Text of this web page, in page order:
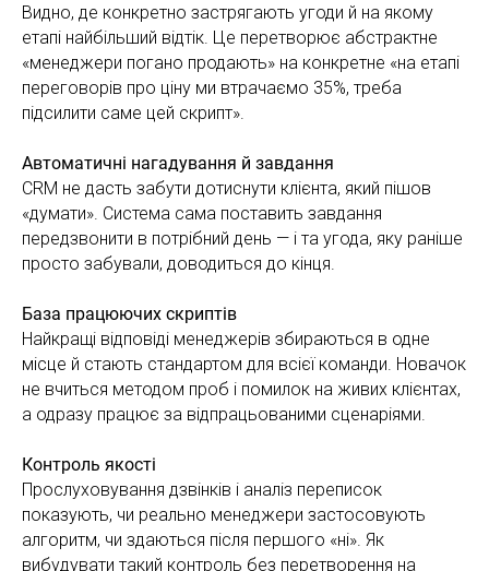
Видно, де конкретно застрягають угоди й на якому
етапі найбільший відтік. Це перетворює абстрактне
«менеджери погано продають» на конкретне «на етапі
переговорів про ціну ми втрачаємо 35%, треба
підсилити саме цей скрипт».
Автоматичні нагадування й завдання
CRM не дасть забути дотиснути клієнта, який пішов
«думати». Система сама поставить завдання
передзвонити в потрібний день — і та угода, яку раніше
просто забували, доводиться до кінця.
База працюючих скриптів
Найкращі відповіді менеджерів збираються в одне
місце й стають стандартом для всієї команди. Новачок
не вчиться методом проб і помилок на живих клієнтах,
а одразу працює за відпрацьованими сценаріями.
Контроль якості
Прослуховування дзвінків і аналіз переписок
показують, чи реально менеджери застосовують
алгоритм, чи здаються після першого «ні». Як
вибудувати такий контроль без перетворення на